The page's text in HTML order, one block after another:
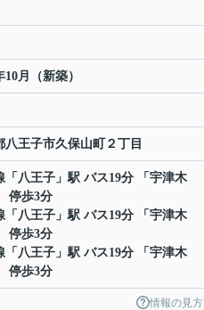
10月（新築）
八王子市久保山町 ２丁目
「 八王子 」駅 バス19分 「宇津木
停歩3分
「 八王子 」駅 バス19分 「宇津木
停歩3分
「 八王子 」駅 バス19分 「宇津木
停歩3分
情報の見方